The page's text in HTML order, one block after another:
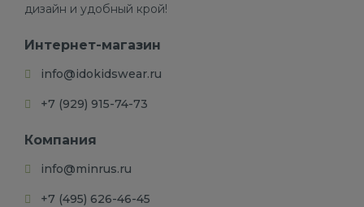
дизайн и удобный крой!
Интернет-магазин
info@idokidswear.ru
+7 (929) 915-74-73
Компания
info@minrus.ru
+7 (495) 626-46-45